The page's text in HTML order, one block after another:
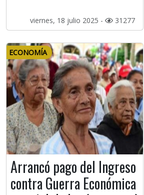
viernes, 18 julio 2025 - 31277
ECONOMÍA
Arrancó pago del Ingreso
contra Guerra Económica